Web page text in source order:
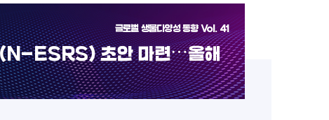
글로벌 생물다양성 동향 Vol. 41
(N-ESRS) 초안 마련⋯올해